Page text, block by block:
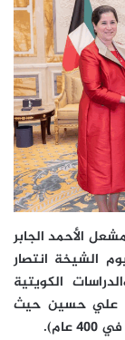
الأحمد الجابر
الشيخة انتصار
الكويتية
علي حسين حيث